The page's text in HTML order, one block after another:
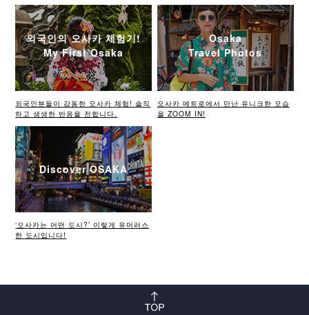
외국인의 오사카 체험기!
My First Osaka
외국인분들이 감동한 오사카 체험! 솔직
하고 생생한 반응을 전합니다.
Osaka
Travel Photos
오사카 메트로에서 만난 유니크한 모습
을 ZOOM IN!
Discover OSAKA
‘오사카는 어떤 도시?’ 이렇게 유머러스
한 도시입니다!